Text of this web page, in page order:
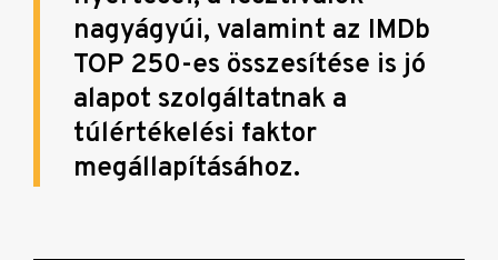
nagyágyúi, valamint az IMDb
TOP 250-es összesítése is jó
alapot szolgáltatnak a
túlértékelési faktor
megállapításához.